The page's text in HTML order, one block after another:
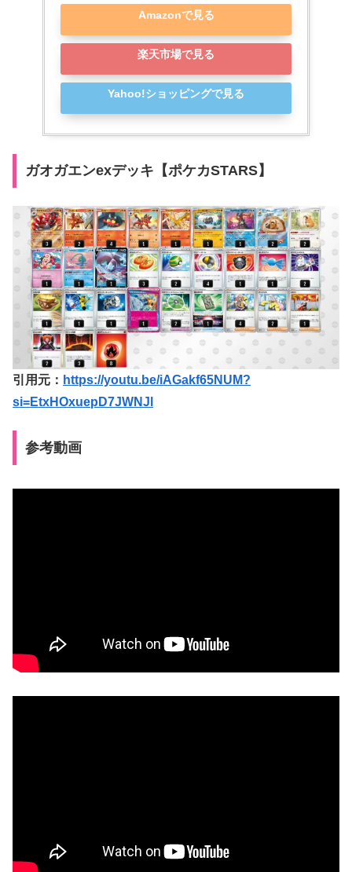
Amazonで見る
楽天市場で見る
Yahoo!ショッピングで見る
ガオガエンexデッキ【ポケカSTARS】
引用元： https://youtu.be/iAGakf65NUM?
si=EtxHOxuepD7JWNJl
参考動画